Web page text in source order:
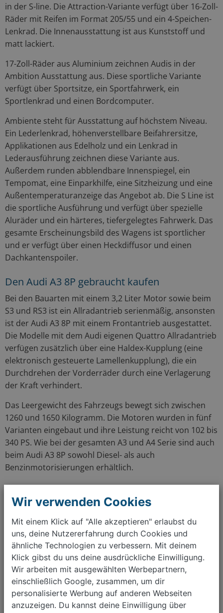
in der S-line. Die Attraction-Variante verfügt über 16-Zoll-
Räder mit Reifen im Format 205/55 und ein 4-Speichen-
Lenkrad. Die Innenausstattung ist aus Kunststoff und
matt lackiert.
17-Zoll-Räder aus Aluminium zeichnen Audis in der
Ambition Ausstattung aus. Diese sportliche Variante
verfügt über Sportsitze, ein Sportfahrwerk, ein
Sportlenkrad und einen Bordcomputer.
Ambiente steht für Ausstattung auf höchstem Niveau.
Ein Lederlenkrad, höhenverstellbare Beifahrersitze,
Applikationen aus Edelholz und ein Lenkrad in
Lederausführung zeichnen diese Variante aus.
Außerdem runden abblendbare Innenspiegel, ein
Tempomat, eine Einparkhilfe, eine Sitzheizung und eine
Außentemperaturanzeige das Angebot ab. Die S Line ist
die sportliche Ausführung und verfügt über spezielle
Aluräder und ein härteres, tiefergelegtes Fahrwerk. Das
gesamte Erscheinungsbild des Wagens ist sportlicher
und er verfügt über einen Heckdiffusor und einen
Dachkantenspoiler.
Den Audi A3 8P gebraucht kaufen
Bei den Bauarten mit einem 3,2 Liter Motor sowie beim
S3 und RS3 ist ein Allradantrieb serienmäßig, ansonsten
ist der Audi A3 8P mit einem Frontantrieb ausgestattet.
Die Modelle mit dem Audi eigenen Quattro Allradantrieb
verfügen zusätzlich über eine Haldex-Kupplung (eine
elektronisch gesteuerte Lamellenkupplung), die ein
Durchdrehen der Vorderräder durch eine Verlagerung
der Kraft verhindert.
Das Leergewicht des Fahrzeugs bewegt sich zwischen
1260 und 1650 Kilogramm. Die Motoren wurden in fünf
Varianten eingebaut und ihre Leistung reicht von 102 bis
340 PS. Wie bei der gesamten A3 und A4 Serie sind auch
beim Audi A3 8P sowohl Diesel- als auch
Benzinmotorisierungen erhältlich.
wirkaufendeinauto.de zum Traumwagen
Unter den Gebrauchtwagen zählt der Audi A3 8P zu den
zuverlässigsten Modellen. Der TÜV Mängelreport
verzeichnete lediglich bei der Dieselvariante Turbolader-
und Zylinderkopfschäden, weswegen Interessierte beim
Gebrauchtwagenkauf darauf besonders achten sollten.
Ansonsten überzeugt aber auch der gebrauchte Audi A3
8P noch durch seine Qualität. Einziger Wermutstropfen
ist der knappe Innenraum, was den Dreitürer eher zu
Wir verwenden Cookies
Mit einem Klick auf "Alle akzeptieren" erlaubst du
uns, deine Nutzererfahrung durch Cookies und
ähnliche Technologien zu verbessern. Mit deinem
Klick gibst du uns deine ausdrückliche Einwilligung.
Wir arbeiten mit ausgewählten Werbepartnern,
einschließlich Google, zusammen, um dir
personalisierte Werbung auf anderen Webseiten
anzuzeigen. Du kannst deine Einwilligung über